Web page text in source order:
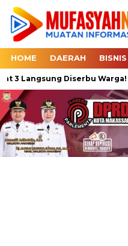
HOME DAERAH BISNIS
Langsung Diserbu Warga!